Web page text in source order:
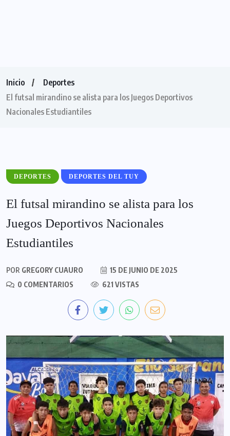
Inicio
Deportes
El futsal mirandino se alista para los Juegos Deportivos
Nacionales Estudiantiles
DEPORTES DEPORTES DEL TUY
El futsal mirandino se alista para los
Juegos Deportivos Nacionales
Estudiantiles
POR GREGORY CUAURO
15 DE JUNIO DE 2025
0 COMENTARIOS
621 VISTAS